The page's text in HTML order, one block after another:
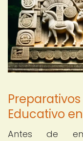
Educativo
Antes de